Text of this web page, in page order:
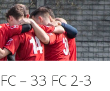
– 33 FC 2-3